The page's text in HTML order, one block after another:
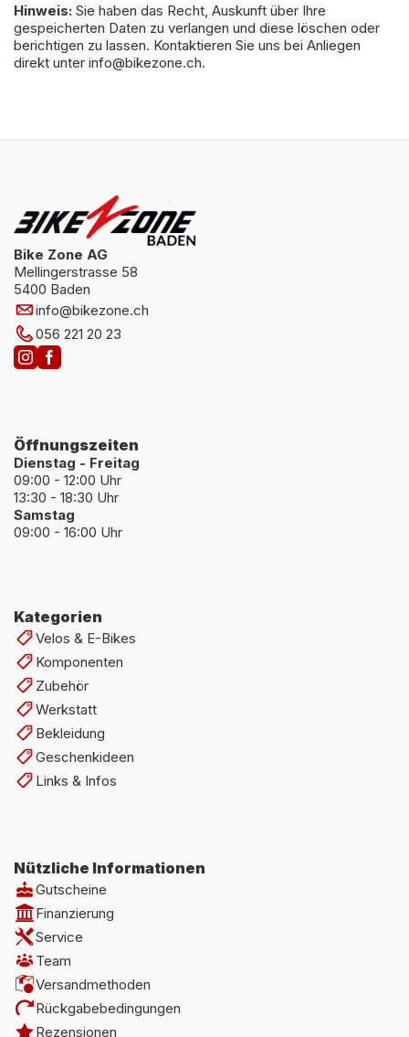
Hinweis: Sie haben das Recht, Auskunft über Ihre
gespeicherten Daten zu verlangen und diese löschen oder
berichtigen zu lassen. Kontaktieren Sie uns bei Anliegen
direkt unter info@bikezone.ch.
Bike Zone AG
Mellingerstrasse 58
5400 Baden
info@bikezone.ch
056 221 20 23
Kategorien
Velos & E-Bikes
Komponenten
Zubehör
Werkstatt
Bekleidung
Geschenkideen
Links & Infos
Nützliche Informationen
Gutscheine
Finanzierung
Service
Team
Versandmethoden
Rückgabebedingungen
Rezensionen
Öffnungszeiten
Dienstag - Freitag
09:00 - 12:00 Uhr
13:30 - 18:30 Uhr
Samstag
09:00 - 16:00 Uhr